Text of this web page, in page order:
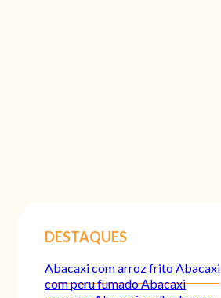
DESTAQUES
Abacaxi com arroz frito Abacaxi
com peru fumadoAbacaxi